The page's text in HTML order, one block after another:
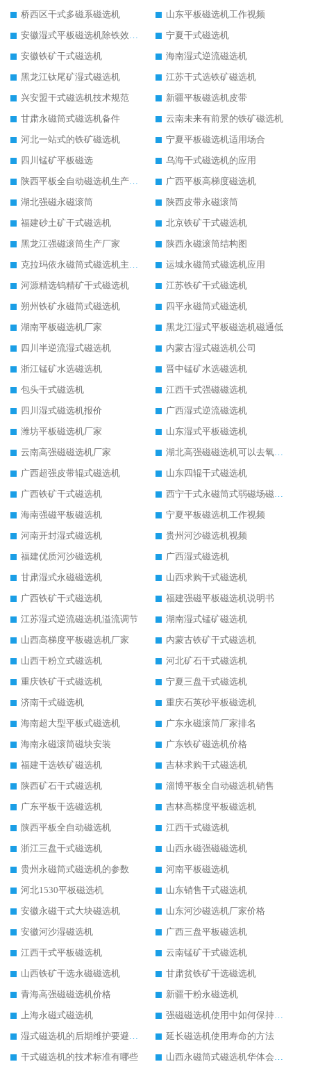
桥西区干式多磁系磁选机
山东平板磁选机工作视频
安徽湿式平板磁选机除铁效果怎么样
宁夏干式磁选机
安徽铁矿干式磁选机
海南湿式逆流磁选机
黑龙江钛尾矿湿式磁选机
江苏干式选铁矿磁选机
兴安盟干式磁选机技术规范
新疆平板磁选机皮带
甘肃永磁筒式磁选机备件
云南未来有前景的铁矿磁选机
河北一站式的铁矿磁选机
宁夏平板磁选机适用场合
四川锰矿平板磁选
乌海干式磁选机的应用
陕西平板全自动磁选机生产厂家
广西平板高梯度磁选机
湖北强磁永磁滚筒
陕西皮带永磁滚筒
福建砂土矿干式磁选机
北京铁矿干式磁选机
黑龙江强磁滚筒生产厂家
陕西永磁滚筒结构图
克拉玛依永磁筒式磁选机主要技术参数
运城永磁筒式磁选机应用
河源精选钨精矿干式磁选机
江苏铁矿干式磁选机
朔州铁矿永磁筒式磁选机
四平永磁筒式磁选机
湖南平板磁选机厂家
黑龙江湿式平板磁选机磁通低
四川半逆流湿式磁选机
内蒙古湿式磁选机公司
浙江锰矿水选磁选机
晋中锰矿水选磁选机
包头干式磁选机
江西干式强磁磁选机
四川湿式磁选机报价
广西湿式逆流磁选机
潍坊平板磁选机厂家
山东湿式平板磁选机
云南高强磁磁选机厂家
湖北高强磁磁选机可以去氧化铝
广西超强皮带辊式磁选机
山东四辊干式磁选机
广西铁矿干式磁选机
西宁干式永磁筒式弱磁场磁选机结构图
海南强磁平板磁选机
宁夏平板磁选机工作视频
河南开封湿式磁选机
贵州河沙磁选机视频
福建优质河沙磁选机
广西湿式磁选机
甘肃湿式永磁磁选机
山西求购干式磁选机
广西铁矿干式磁选机
福建强磁平板磁选机说明书
江苏湿式逆流磁选机溢流调节
湖南湿式锰矿磁选机
山西高梯度平板磁选机厂家
内蒙古铁矿干式磁选机
山西干粉立式磁选机
河北矿石干式磁选机
重庆铁矿干式磁选机
宁夏三盘干式磁选机
济南干式磁选机
重庆石英砂平板磁选机
海南超大型平板式磁选机
广东永磁滚筒厂家排名
海南永磁滚筒磁块安装
广东铁矿磁选机价格
福建干选铁矿磁选机
吉林求购干式磁选机
陕西矿石干式磁选机
淄博平板全自动磁选机销售
广东平板干选磁选机
吉林高梯度平板磁选机
陕西平板全自动磁选机
江西干式磁选机
浙江三盘干式磁选机
山西永磁强磁磁选机
贵州永磁筒式磁选机的参数
河南平板磁选机
河北1530平板磁选机
山东销售干式磁选机
安徽永磁干式大块磁选机
山东河沙磁选机厂家价格
安徽河沙湿磁选机
广西三盘平板磁选机
江西干式平板磁选机
云南锰矿干式磁选机
山西铁矿干选永磁磁选机
甘肃贫铁矿干选磁选机
青海高强磁磁选机价格
新疆干粉永磁选机
上海永磁式磁选机
强磁磁选机使用中如何保持其顺畅运行
湿式磁选机的后期维护要避开哪些坑
延长磁选机使用寿命的方法
干式磁选机的技术标准有哪些
山西永磁筒式磁选机华体会手机网页版-华体会(中国)